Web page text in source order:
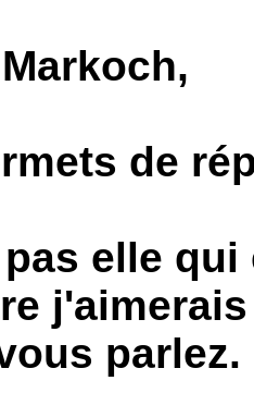
de
elle
parlez.